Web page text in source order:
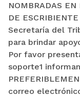
NOMBRADAS EN
DE
Secretaría del
para brindar
Por favor
soporte1
correo